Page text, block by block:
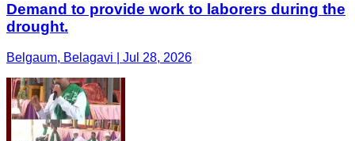
Demand to provide work to laborers during the
drought.
Belgaum, Belagavi | Jul 28, 2026